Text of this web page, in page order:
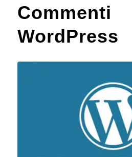
Commenti
WordPress